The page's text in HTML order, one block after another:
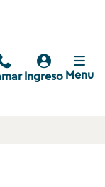
Ingreso Menu